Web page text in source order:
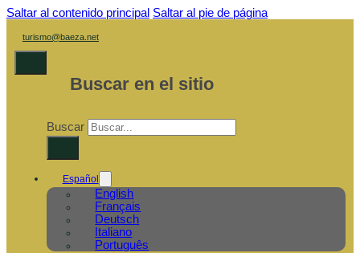
Saltar al contenido principal Saltar al pie de página
turismo@baeza.net
Buscar en el sitio
Buscar
Español
English
Français
Deutsch
Italiano
Português